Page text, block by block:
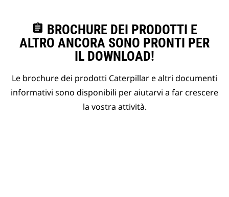
assignment BROCHURE DEI PRODOTTI E
ALTRO ANCORA SONO PRONTI PER
IL DOWNLOAD!
Le brochure dei prodotti Caterpillar e altri documenti
informativi sono disponibili per aiutarvi a far crescere
la vostra attività.